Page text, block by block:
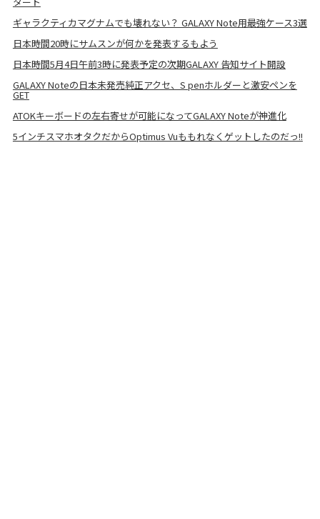
ギャラクティカマグナムでも壊れない？ GALAXY Note用最強ケース3選
日本時間20時にサムスンが何かを発表するもよう
日本時間5月4日午前3時に発表予定の次期GALAXY 告知サイト開設
GALAXY Noteの日本未発売純正アクセ、S penホルダーと激安ペンを
GET
ATOKキーボードの左右寄せが可能になってGALAXY Noteが神進化
5インチスマホオタクだからOptimus Vuももれなくゲットしたのだっ!!